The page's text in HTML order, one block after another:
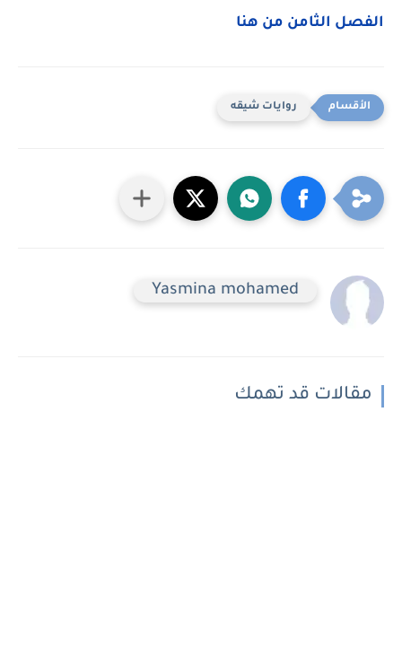
الفصل الثامن من هنا
روايات شيقه
Yasmina mohamed
مقالات قد تهمك